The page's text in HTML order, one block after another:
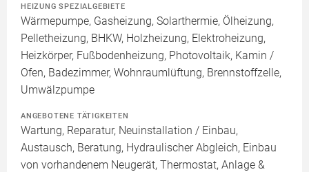
HEIZUNG SPEZIALGEBIETE
Wärmepumpe, Gasheizung, Solarthermie, Ölheizung,
Pelletheizung, BHKW, Holzheizung, Elektroheizung,
Heizkörper, Fußbodenheizung, Photovoltaik, Kamin /
Ofen, Badezimmer, Wohnraumlüftung, Brennstoffzelle,
Umwälzpumpe
ANGEBOTENE TÄTIGKEITEN
Wartung, Reparatur, Neuinstallation / Einbau,
Austausch, Beratung, Hydraulischer Abgleich, Einbau
von vorhandenem Neugerät, Thermostat, Anlage &